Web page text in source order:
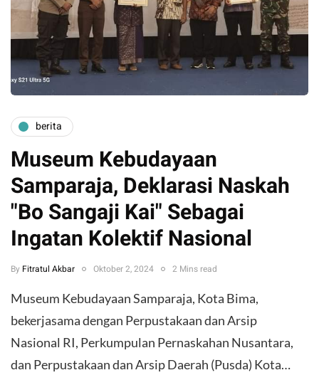
berita
Museum Kebudayaan
Samparaja, Deklarasi Naskah
"Bo Sangaji Kai" Sebagai
Ingatan Kolektif Nasional
By Fitratul Akbar Oktober 2, 2024 2 Mins read
Museum Kebudayaan Samparaja, Kota Bima,
bekerjasama dengan Perpustakaan dan Arsip
Nasional RI, Perkumpulan Pernaskahan Nusantara,
dan Perpustakaan dan Arsip Daerah (Pusda) Kota…